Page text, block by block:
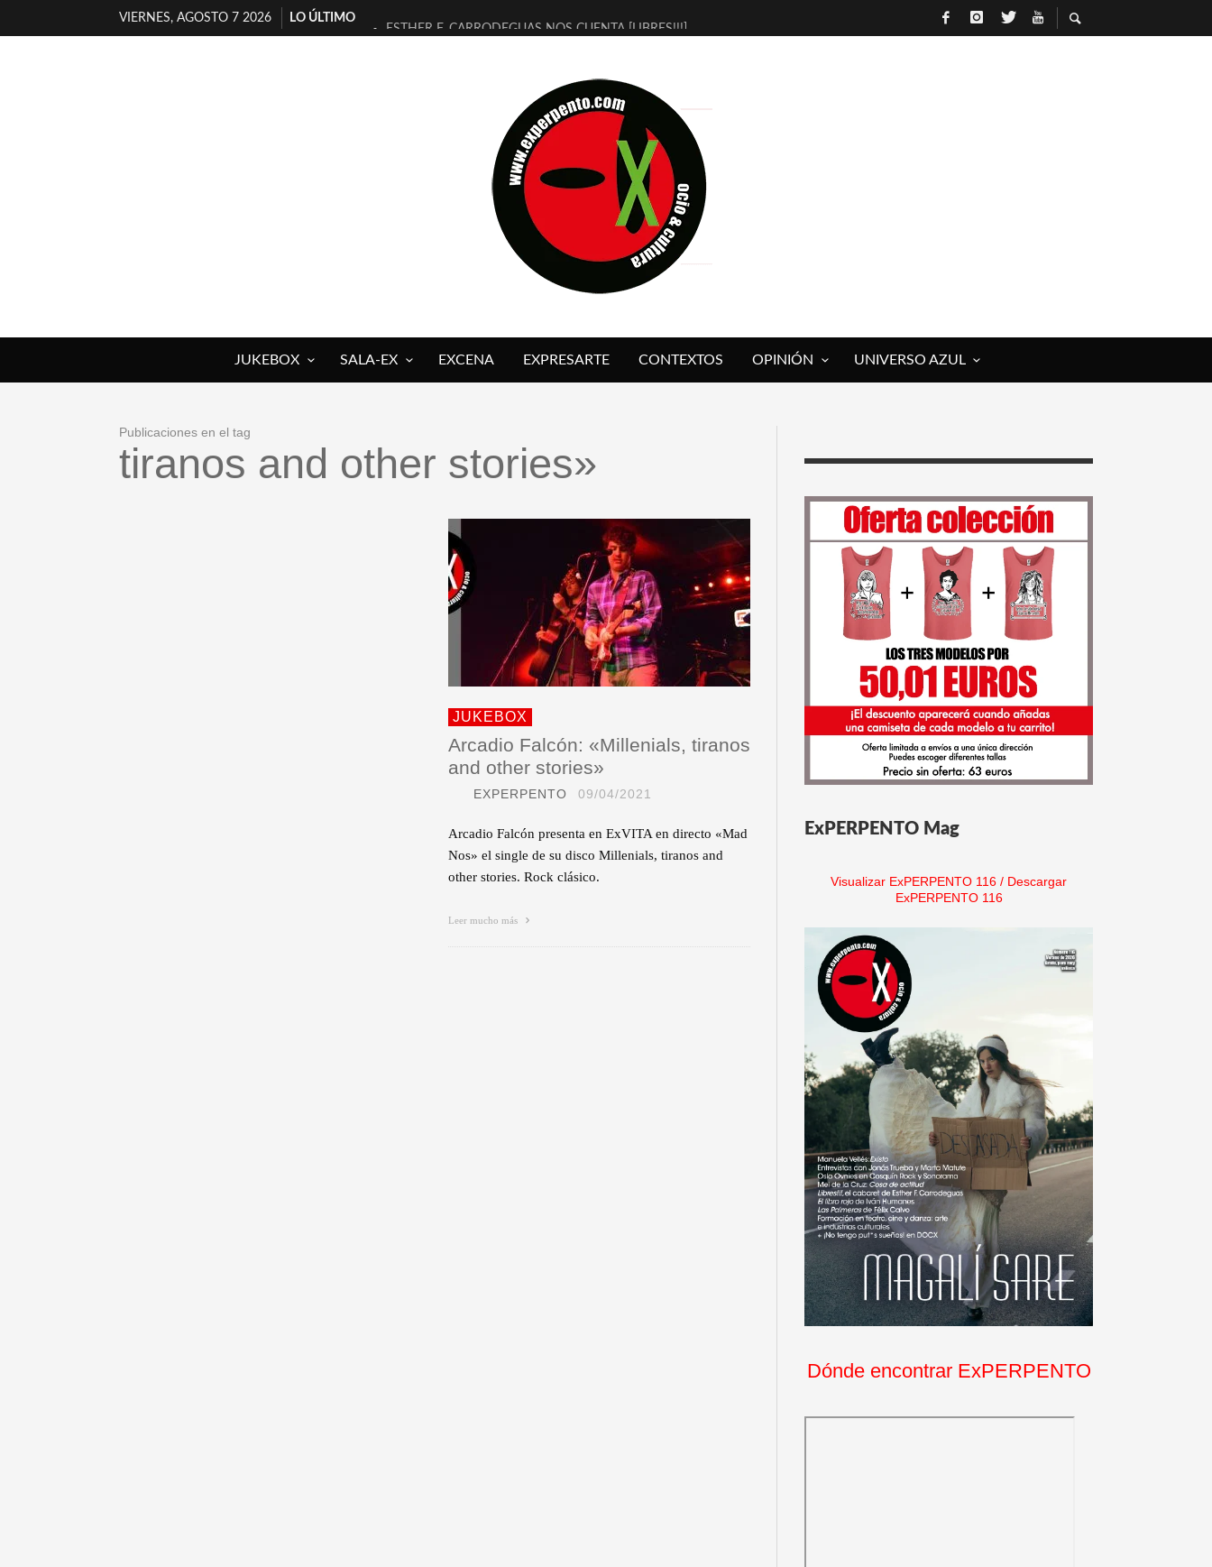
VIERNES, AGOSTO 7 2026
LO ÚLTIMO
ESTHER F. CARRODEGUAS NOS CUENTA [LIBRES!!!]
[ELECTRA JONDA] DE JUAN GUERRERO ZAMORA
TIMBRE 4, LA ESCUELA DEL DIRECTOR TEATRAL CLAUDIO TOLCACHIR
30 AÑOS (NO ES NADA) DE LA KATARSIS DEL TOMATAZO
MILITARES JUDÍAS EN #EXVITA
D’BALDOMEROS REINVENTAN [BITÁCORA 3.0] EN EXVITA
MARSHALL FLASH PRESENTA EN EXVITA [RELATIVA SENCILLEZ]
JOFRE BARDAGÍ EN EXVITA INTERPRETANDO A SERRAT
JUKEBOX SALA-EX EXCENA EXPRESARTE CONTEXTOS OPINIÓN UNIVERSO AZUL
Publicaciones en el tag
tiranos and other stories»
JUKEBOX
Arcadio Falcón: «Millenials, tiranos
and other stories»
EXPERPENTO 09/04/2021
Arcadio Falcón presenta en ExVITA en directo «Mad
Nos» el single de su disco Millenials, tiranos and
other stories. Rock clásico.
Leer mucho más
ExPERPENTO Mag
Visualizar ExPERPENTO 116 / Descargar
ExPERPENTO 116
Dónde encontrar ExPERPENTO